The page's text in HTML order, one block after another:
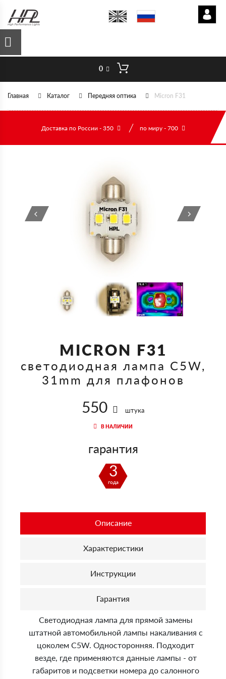
0
Главная Каталог Передняя оптика Micron F31
Доставка по России - 350 по миру - 700
MICRON F31
светодиодная лампа C5W,
31mm для плафонов
550 штука
В НАЛИЧИИ
гарантия
3
года
Описание
Характеристики
Инструкции
Гарантия
Светодиодная лампа для прямой замены
штатной автомобильной лампы накаливания с
цоколем C5W. Односторонняя. Подходит
везде, где применяются данные лампы - от
габаритов и подсветки номера до салонного